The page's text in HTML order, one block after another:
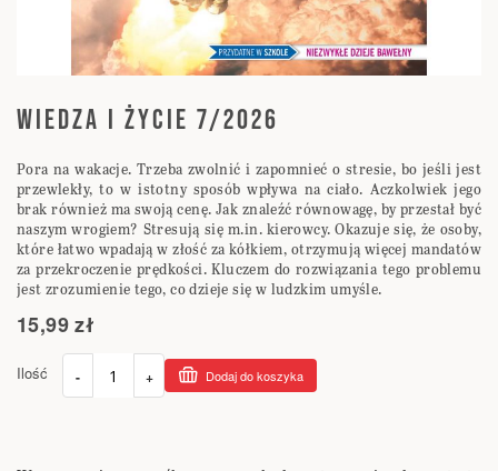
na
początek
WIEDZA I ŻYCIE 7/2026
Pora na wakacje. Trzeba zwolnić i zapomnieć o stresie, bo jeśli jest
przewlekły, to w istotny sposób wpływa na ciało. Aczkolwiek jego
brak również ma swoją cenę. Jak znaleźć równowagę, by przestał być
naszym wrogiem? Stresują się m.in. kierowcy. Okazuje się, że osoby,
które łatwo wpadają w złość za kółkiem, otrzymują więcej mandatów
za przekroczenie prędkości. Kluczem do rozwiązania tego problemu
jest zrozumienie tego, co dzieje się w ludzkim umyśle.
15,99 zł
Ilość - + Dodaj do koszyka